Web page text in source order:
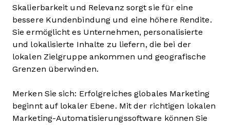
Skalierbarkeit und Relevanz sorgt sie für eine
bessere Kundenbindung und eine höhere Rendite.
Sie ermöglicht es Unternehmen, personalisierte
und lokalisierte Inhalte zu liefern, die bei der
lokalen Zielgruppe ankommen und geografische
Grenzen überwinden.
Merken Sie sich: Erfolgreiches globales Marketing
beginnt auf lokaler Ebene. Mit der richtigen lokalen
Marketing-Automatisierungssoftware können Sie